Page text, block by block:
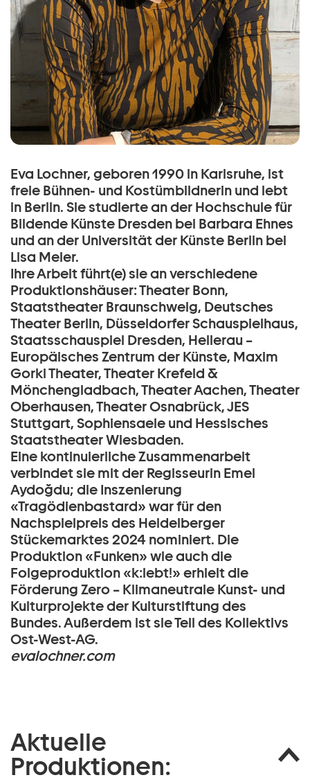
Eva Lochner, geboren 1990 in Karlsruhe, ist
freie Bühnen- und Kostümbildnerin und lebt
in Berlin. Sie studierte an der Hochschule für
Bildende Künste Dresden bei Barbara Ehnes
und an der Universität der Künste Berlin bei
Lisa Meier.
Ihre Arbeit führt(e) sie an verschiedene
Produktionshäuser: Theater Bonn,
Staatstheater Braunschweig, Deutsches
Theater Berlin, Düsseldorfer Schauspielhaus,
Staatsschauspiel Dresden, Hellerau –
Europäisches Zentrum der Künste, Maxim
Gorki Theater, Theater Krefeld &
Mönchengladbach, Theater Aachen, Theater
Oberhausen, Theater Osnabrück, JES
Stuttgart, Sophiensaele und Hessisches
Staatstheater Wiesbaden.
Eine kontinuierliche Zusammenarbeit
verbindet sie mit der Regisseurin Emel
Aydoğdu; die Inszenierung
«Tragödienbastard» war für den
Nachspielpreis des Heidelberger
Stückemarktes 2024 nominiert. Die
Produktion «Funken» wie auch die
Folgeproduktion «k:lebt!» erhielt die
Förderung Zero – Klimaneutrale Kunst- und
Kulturprojekte der Kulturstiftung des
Bundes. Außerdem ist sie Teil des Kollektivs
Ost-West-AG.
evalochner.com
Aktuelle
Produktionen: